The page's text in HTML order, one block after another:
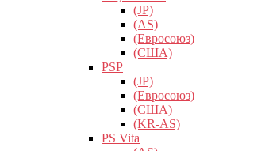
(JP)
(AS)
(Евросоюз)
(США)
PSP
(JP)
(Евросоюз)
(США)
(KR-AS)
PS Vita